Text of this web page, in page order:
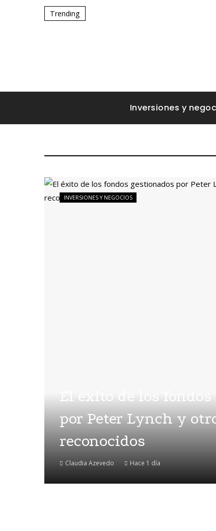
Trending
Inversiones y
El éxito de los fondos
por Peter Lynch y
reconocidos
Claudia Azevedo Hace 1 día
INVERSIONES Y NEGOCIOS